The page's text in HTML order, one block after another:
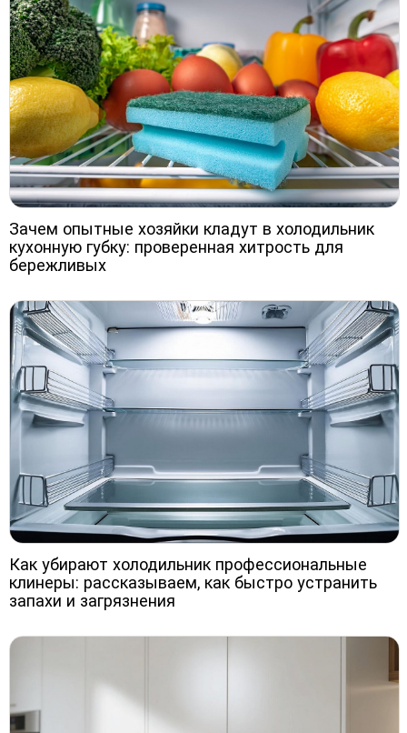
Зачем опытные хозяйки кладут в холодильник
кухонную губку: проверенная хитрость для
бережливых
Как убирают холодильник профессиональные
клинеры: рассказываем, как быстро устранить
запахи и загрязнения